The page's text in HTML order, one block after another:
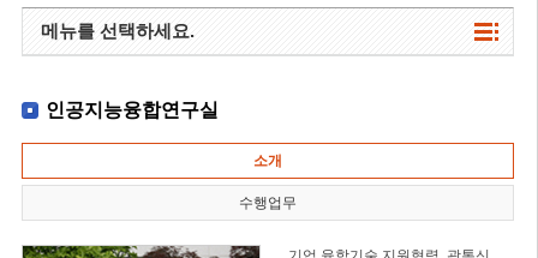
메뉴를 선택하세요.
인공지능융합연구실
소개
수행업무